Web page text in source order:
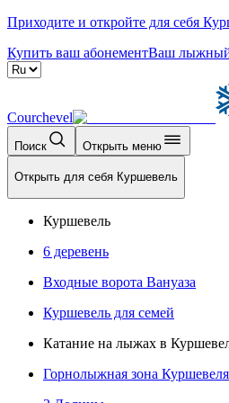
Приходите и откройте для себя
Купить ваш абонементВаш
Courchevel
Поиск Открыть меню
Открыть для себя Куршевель
Куршевель
6 деревень
Входные ворота Вануаза
Куршевель для семей
Катание на лыжах в
Горнолыжная зона Куршевеля